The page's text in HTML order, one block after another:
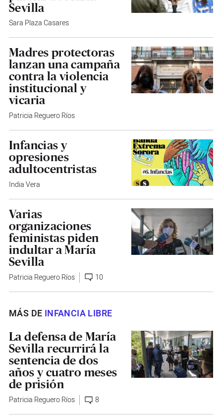
Sevilla
Sara Plaza Casares
Madres protectoras
lanzan una campaña
contra la violencia
institucional y
vicaria
Patricia Reguero Ríos
Infancias y
opresiones
adultocentristas
India Vera
Varias
organizaciones
feministas piden
indultar a María
Sevilla
Patricia Reguero Ríos 10
MÁS DE INFANCIA LIBRE
La defensa de María
Sevilla recurrirá la
sentencia de dos
años y cuatro meses
de prisión
Patricia Reguero Ríos 8